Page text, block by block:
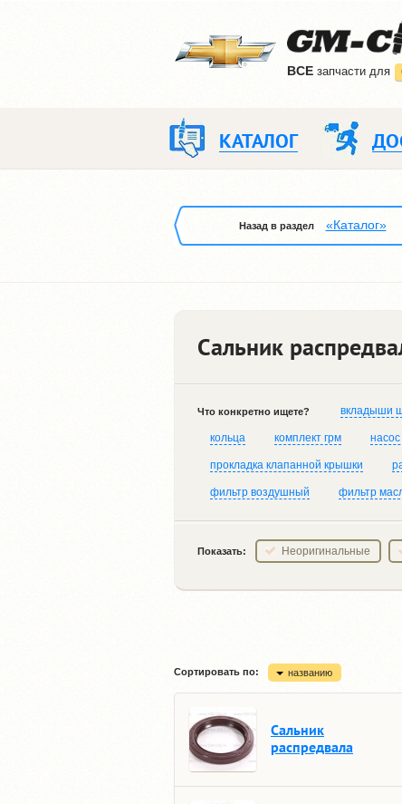
ВCE запчасти для
КАТАЛОГ
Назад в раздел «Каталог»
Сальник
Что конкретно ищете? вкладыши
кольца комплект грм
прокладка клапанной крышки
фильтр воздушный фильтр
Показать: Неоригинальные
Сортировать по: названию
Сальник
распредвала